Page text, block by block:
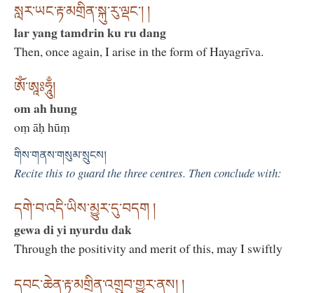
སླར་ཡང་རྟ་མགྲིན་སྐུ་རུ་ལྡང་། །
lar yang tamdrin ku ru dang
Then, once again, I arise in the form of Hayagrīva.
ཨོཾ་ཨཱཿཧཱུྃ།
om ah hung
oṃ āḥ hūṃ
གིས་གནས་གསུམ་སྲུངས།
Recite this to guard the three centres. Then conclude with:
དགེ་བ་འདི་ཡིས་མྱུར་དུ་བདག །
gewa di yi nyurdu dak
Through the positivity and merit of this, may I swiftly
དབང་ཆེན་རྟ་མགྲིན་འགྲུབ་གྱུར་ནས། །